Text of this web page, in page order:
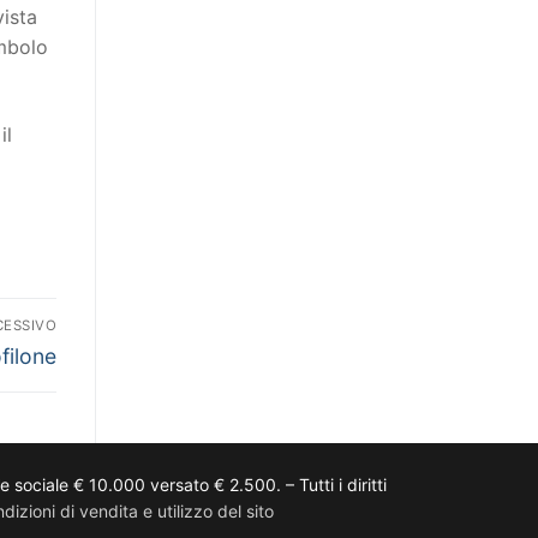
sociale € 10.000 versato € 2.500. – Tutti i diritti
di vendita e utilizzo del sito